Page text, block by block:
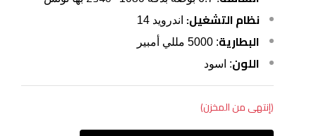
نظام التشغيل: اندرويد 14
البطارية: 5000 مللي أمبير
اللون: اسود
(إنتهى من المخزن)